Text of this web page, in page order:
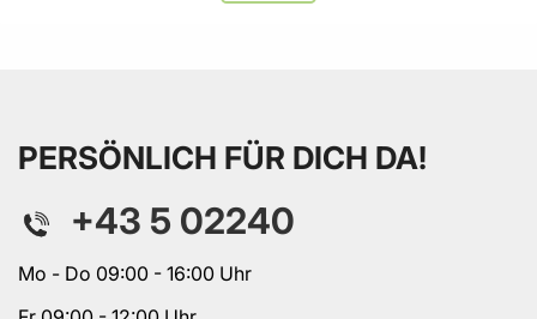
PERSÖNLICH FÜR DICH DA!
+43 5 02240
Mo - Do 09:00 - 16:00 Uhr